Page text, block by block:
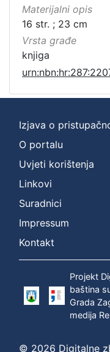
Materijalni opis
16 str. ; 23 cm
Vrsta građe
knjiga
Izjava o
O portalu
Uvjeti korištenja
Linkovi
Suradnici
Impressum
Kontakt
Projekt
baština
Grada
medija
© 2026 Digitalne